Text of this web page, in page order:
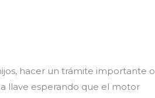
hacer un trámite importante o
llave esperando que el motor